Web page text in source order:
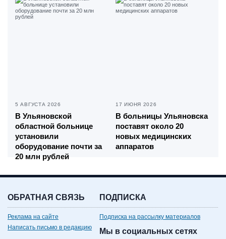
5 АВГУСТА 2026
В Ульяновской
областной больнице
установили
оборудование почти за
20 млн рублей
17 ИЮНЯ 2026
В больницы Ульяновска
поставят около 20
новых медицинских
аппаратов
ОБРАТНАЯ СВЯЗЬ
Реклама на сайте
Написать письмо в редакцию
ПОДПИСКА
Подписка на рассылку материалов
Мы в социальных сетях